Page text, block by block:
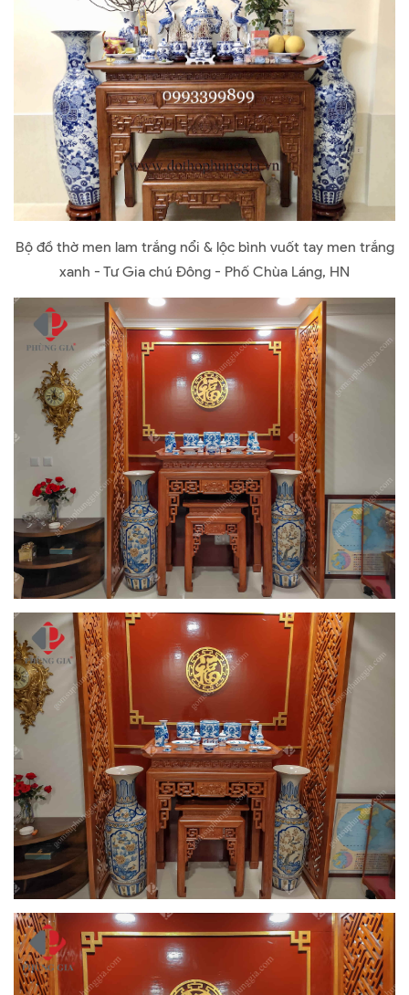
Bộ đồ thờ men lam trắng nổi & lộc bình vuốt tay men trắng
xanh - Tư Gia chú Đông - Phố Chùa Láng, HN